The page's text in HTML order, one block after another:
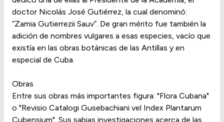
doctor Nicolás José Gutiérrez, la cual denominó:
“Zamia Gutierrezii Sauv”. De gran mérito fue también la
adición de nombres vulgares a esas especies, vacío que
existía en las obras botánicas de las Antillas y en
especial de Cuba.
Obras
Entre sus obras más importantes figura: "Flora Cubana"
o "Revisio Catalogi Gusebachiani vel Index Plantarum
Cubensium". Sus sabias investigaciones acerca de las